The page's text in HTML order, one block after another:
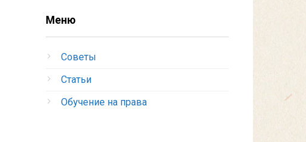
Меню
Советы
Статьи
Обучение на права